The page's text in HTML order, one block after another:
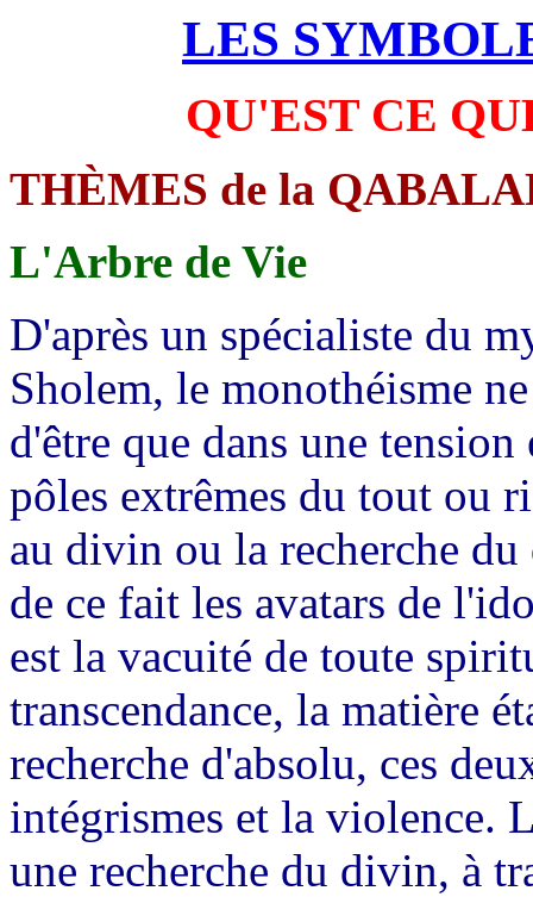
LES
QU'EST CE
THÈMES de la
L'Arbre de Vie
D'après un spécialiste du
Sholem, le monothéisme
d'être que dans une
pôles extrêmes du tout ou
au divin ou la recherche
de ce fait les avatars de
est la vacuité de toute
transcendance, la matière
recherche d'absolu, ces
intégrismes et la violence.
une recherche du divin, à